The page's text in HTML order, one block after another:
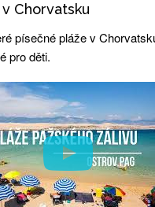
Chorvatsku
písečné pláže v
pro děti.